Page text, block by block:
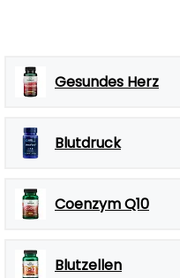
Gesundes Herz
Blutdruck
Coenzym Q10
Blutzellen